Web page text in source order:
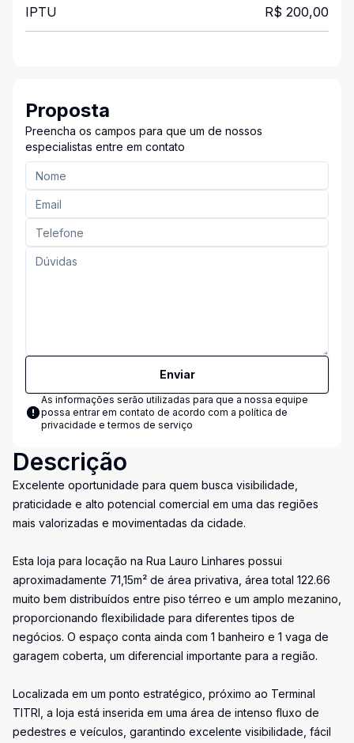
IPTU R$ 200,00
Proposta
Preencha os campos para que um de nossos
especialistas entre em contato
Enviar
As informações serão utilizadas para que a nossa equipe
possa entrar em contato de acordo com a política de
privacidade e termos de serviço
Descrição
Excelente oportunidade para quem busca visibilidade,
praticidade e alto potencial comercial em uma das regiões
mais valorizadas e movimentadas da cidade.
Esta loja para locação na Rua Lauro Linhares possui
aproximadamente 71,15m² de área privativa, área total 122.66
muito bem distribuídos entre piso térreo e um amplo mezanino,
proporcionando flexibilidade para diferentes tipos de
negócios. O espaço conta ainda com 1 banheiro e 1 vaga de
garagem coberta, um diferencial importante para a região.
Localizada em um ponto estratégico, próximo ao Terminal
TITRI, a loja está inserida em uma área de intenso fluxo de
pedestres e veículos, garantindo excelente visibilidade, fácil